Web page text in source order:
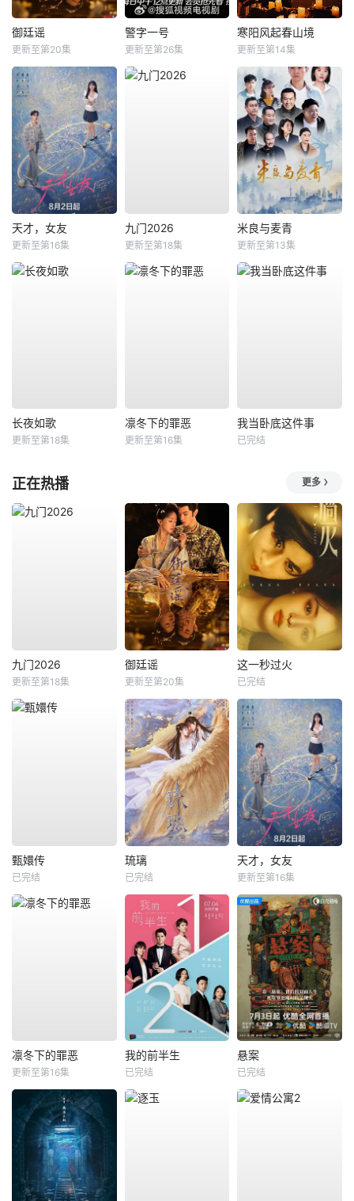
御廷谣
更新至第20集
警字一号
更新至第26集
寒阳风起春山境
更新至第14集
天才，女友
更新至第16集
九门2026
更新至第18集
米良与麦青
更新至第13集
长夜如歌
更新至第18集
凛冬下的罪恶
更新至第16集
我当卧底这件事
已完结
正在热播 更多
九门2026
更新至第18集
御廷谣
更新至第20集
这一秒过火
已完结
甄嬛传
已完结
琉璃
已完结
天才，女友
更新至第16集
凛冬下的罪恶
更新至第16集
我的前半生
已完结
悬案
已完结